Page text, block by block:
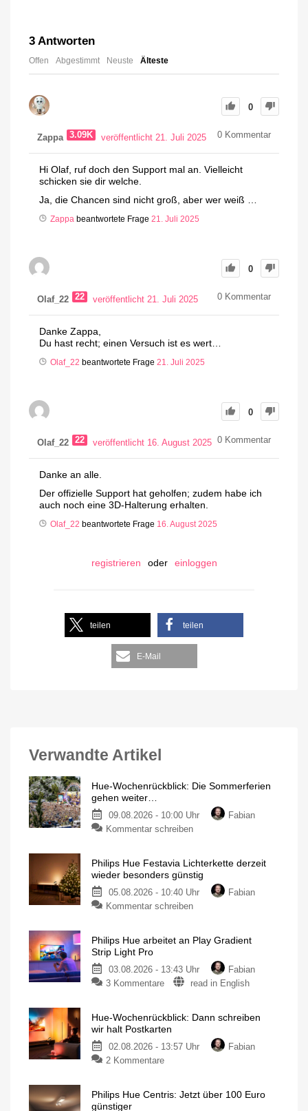
3 Antworten
Offen Abgestimmt Neuste Älteste
0
Zappa 3.09K veröffentlicht 21. Juli 2025 0 Kommentar
Hi Olaf, ruf doch den Support mal an. Vielleicht
schicken sie dir welche.
Ja, die Chancen sind nicht groß, aber wer weiß …
Zappa beantwortete Frage 21. Juli 2025
0
Olaf_22 22 veröffentlicht 21. Juli 2025 0 Kommentar
Danke Zappa,
Du hast recht; einen Versuch ist es wert…
Olaf_22 beantwortete Frage 21. Juli 2025
0
Olaf_22 22 veröffentlicht 16. August 2025 0 Kommentar
Danke an alle.
Der offizielle Support hat geholfen; zudem habe ich
auch noch eine 3D-Halterung erhalten.
Olaf_22 beantwortete Frage 16. August 2025
registrieren oder einloggen
teilen teilen
E-Mail
Verwandte Artikel
Hue-Wochenrückblick: Die Sommerferien
gehen weiter…
09.08.2026 - 10:00 Uhr
Fabian
Kommentar schreiben
Philips Hue Festavia Lichterkette derzeit
wieder besonders günstig
05.08.2026 - 10:40 Uhr
Fabian
Kommentar schreiben
Philips Hue arbeitet an Play Gradient
Strip Light Pro
03.08.2026 - 13:43 Uhr
Fabian
3 Kommentare
read in English
Hue-Wochenrückblick: Dann schreiben
wir halt Postkarten
02.08.2026 - 13:57 Uhr
Fabian
2 Kommentare
Philips Hue Centris: Jetzt über 100 Euro
günstiger